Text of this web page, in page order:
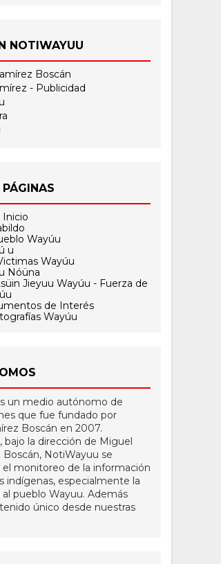
NOTIWAYUU
Boscán
- Publicidad
PÁGINAS
Inicio
Wayúu
u
Wayúu
Nóüna
Jieyuu Wayúu - Fuerza de
de Interés
Wayúu
un medio autónomo de
que fue fundado por
Boscán en 2007.
la dirección de Miguel
Boscán, NotiWayuu se
monitoreo de la información
indígenas, especialmente la
pueblo Wayuu. Además
único desde nuestras